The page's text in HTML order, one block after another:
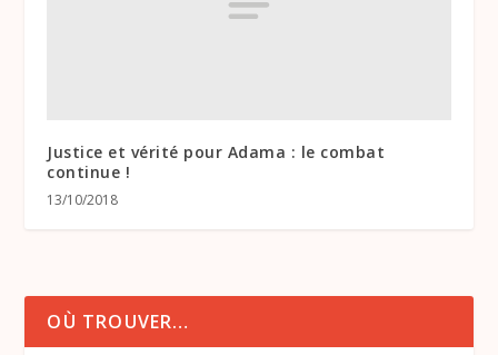
Justice et vérité pour Adama : le combat
continue !
13/10/2018
OÙ TROUVER…